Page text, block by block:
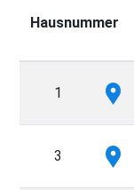
Hausnummer
1
3